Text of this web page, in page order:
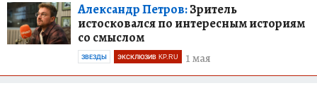
Александр Петров:Зритель
истосковался по интересным историям
со смыслом
1 мая
ЗВЕЗДЫ ЭКСКЛЮЗИВ KP.RU